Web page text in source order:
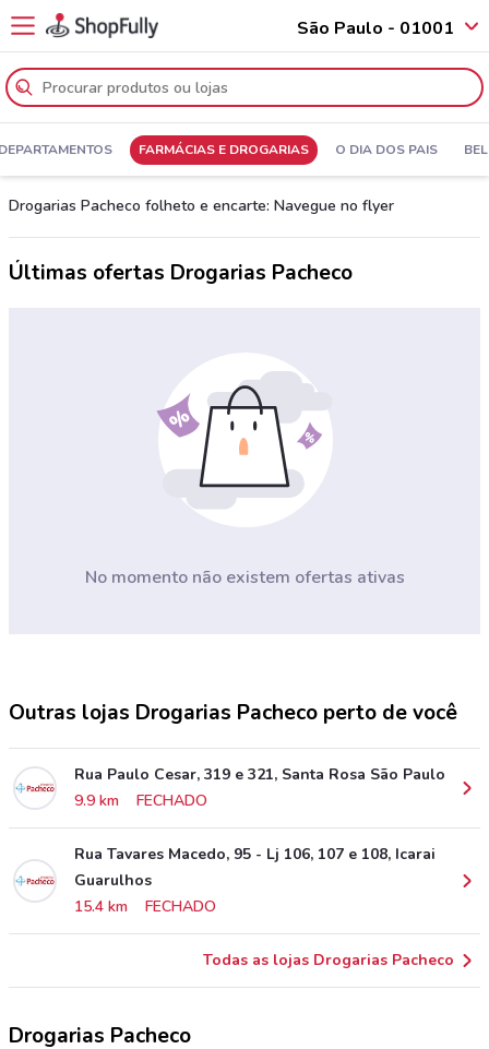
São Paulo - 01001
FARMÁCIAS E DROGARIAS O DIA DOS PAIS
Drogarias Pacheco folheto e encarte: Navegue no flyer
Últimas ofertas Drogarias Pacheco
No momento não existem ofertas ativas
Outras lojas Drogarias Pacheco perto de você
Rua Paulo Cesar, 319 e 321, Santa Rosa São Paulo
9.9 km
FECHADO
Rua Tavares Macedo, 95 - Lj 106, 107 e 108, Icarai
Guarulhos
15.4 km
FECHADO
Todas as lojas Drogarias Pacheco
Drogarias Pacheco